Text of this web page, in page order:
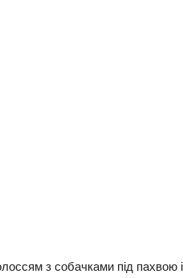
з собачками під